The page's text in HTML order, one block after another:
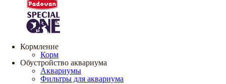
Кормление
Корм
Обустройство аквариума
Аквариумы
Фильтры для аквариума